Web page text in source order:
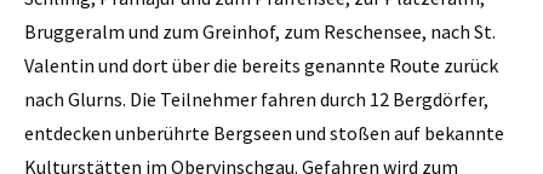
Bruggeralm und zum Greinhof, zum Reschensee, nach St.
Valentin und dort über die bereits genannte Route zurück
nach Glurns. Die Teilnehmer fahren durch 12 Bergdörfer,
entdecken unberührte Bergseen und stoßen auf bekannte
Kulturstätten im Obervinschgau. Gefahren wird zum